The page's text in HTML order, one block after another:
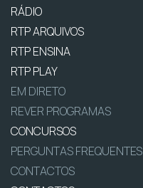
RÁDIO
RTP ARQUIVOS
RTP ENSINA
RTP PLAY
EM DIRETO
REVER PROGRAMAS
CONCURSOS
PERGUNTAS FREQUENTES
CONTACTOS